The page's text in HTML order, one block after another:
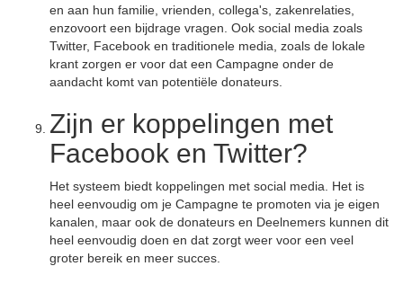
en aan hun familie, vrienden, collega's, zakenrelaties,
enzovoort een bijdrage vragen. Ook social media zoals
Twitter, Facebook en traditionele media, zoals de lokale
krant zorgen er voor dat een Campagne onder de
aandacht komt van potentiële donateurs.
Zijn er koppelingen met
Facebook en Twitter?
Het systeem biedt koppelingen met social media. Het is
heel eenvoudig om je Campagne te promoten via je eigen
kanalen, maar ook de donateurs en Deelnemers kunnen dit
heel eenvoudig doen en dat zorgt weer voor een veel
groter bereik en meer succes.